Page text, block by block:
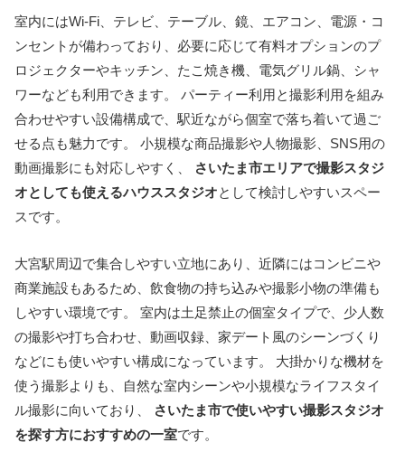
室内にはWi-Fi、テレビ、テーブル、鏡、エアコン、電源・コ
ンセントが備わっており、必要に応じて有料オプションのプ
ロジェクターやキッチン、たこ焼き機、電気グリル鍋、シャ
ワーなども利用できます。 パーティー利用と撮影利用を組み
合わせやすい設備構成で、駅近ながら個室で落ち着いて過ご
せる点も魅力です。 小規模な商品撮影や人物撮影、SNS用の
動画撮影にも対応しやすく、
さいたま市エリアで撮影スタジ
オとしても使えるハウススタジオとして検討しやすいスペー
スです。
大宮駅周辺で集合しやすい立地にあり、近隣にはコンビニや
商業施設もあるため、飲食物の持ち込みや撮影小物の準備も
しやすい環境です。 室内は土足禁止の個室タイプで、少人数
の撮影や打ち合わせ、動画収録、家デート風のシーンづくり
などにも使いやすい構成になっています。 大掛かりな機材を
使う撮影よりも、自然な室内シーンや小規模なライフスタイ
ル撮影に向いており、
さいたま市で使いやすい撮影スタジオ
を探す方におすすめの一室です。